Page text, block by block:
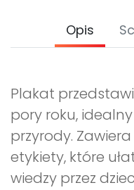
Opis
Plakat
pory roku,
przyrody.
etykiety, które
wiedzy przez